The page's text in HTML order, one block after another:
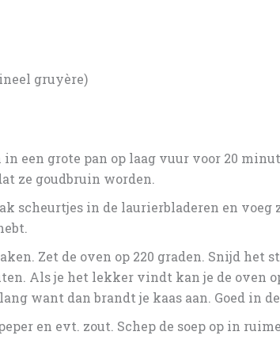
gruyère)
een grote pan op laag vuur voor 20
ze goudbruin worden.
scheurtjes in de laurierbladeren en
Zet de oven op 220 graden. Snijd het
Als je het lekker vindt kan je de oven
want dan brandt je kaas aan. Goed in
en evt. zout. Schep de soep op in